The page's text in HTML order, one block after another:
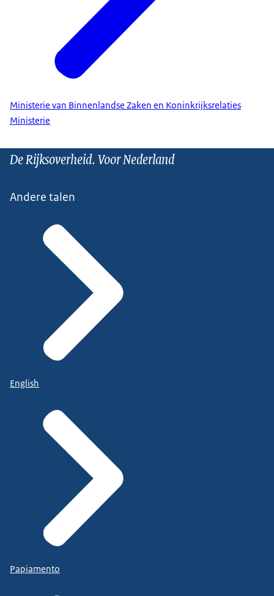
Ministerie van Binnenlandse Zaken en Koninkrijksrelaties
Ministerie
De Rijksoverheid. Voor Nederland
Andere talen
English
Papiamento